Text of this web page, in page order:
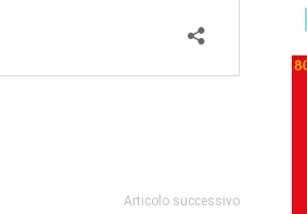
Articolo successivo